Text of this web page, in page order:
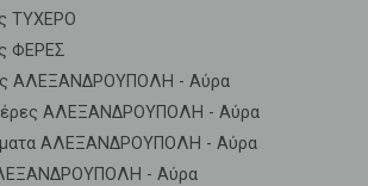
ΤΥΧΕΡΟ
ΦΕΡΕΣ
ΑΛΕΞΑΝΔΡΟΥΠΟΛΗ - Αύρα
ΑΛΕΞΑΝΔΡΟΥΠΟΛΗ - Αύρα
ΑΛΕΞΑΝΔΡΟΥΠΟΛΗ - Αύρα
- Αύρα